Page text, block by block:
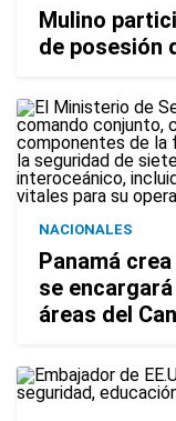
Mulino
de posesión
NACIONALES
Panamá
se
áreas del